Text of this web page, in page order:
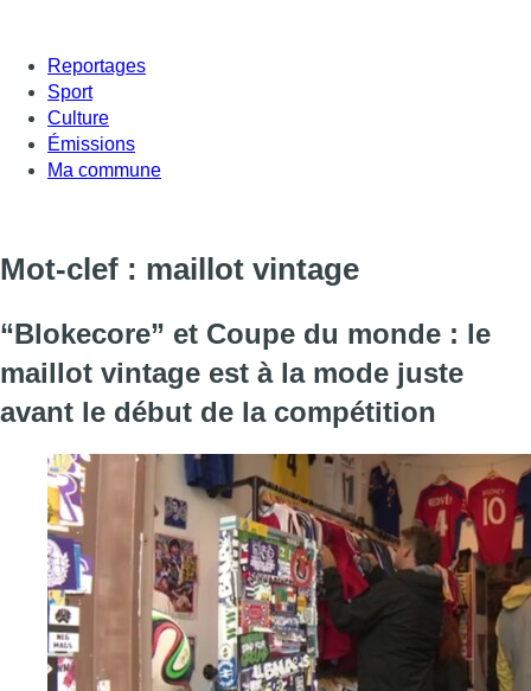
Reportages
Sport
Culture
Émissions
Ma commune
Mot-clef : maillot vintage
“Blokecore” et Coupe du monde : le
maillot vintage est à la mode juste
avant le début de la compétition